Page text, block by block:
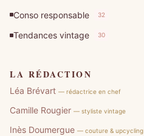
Conso responsable 32
Tendances vintage 30
LA RÉDACTION
Léa Brévart — rédactrice en chef
Camille Rougier — styliste vintage
Inès Doumergue — couture & upcycling